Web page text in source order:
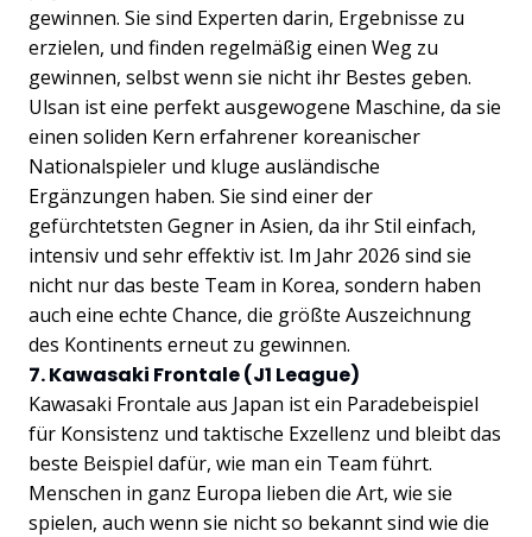
gewinnen. Sie sind Experten darin, Ergebnisse zu
erzielen, und finden regelmäßig einen Weg zu
gewinnen, selbst wenn sie nicht ihr Bestes geben.
Ulsan ist eine perfekt ausgewogene Maschine, da sie
einen soliden Kern erfahrener koreanischer
Nationalspieler und kluge ausländische
Ergänzungen haben. Sie sind einer der
gefürchtetsten Gegner in Asien, da ihr Stil einfach,
intensiv und sehr effektiv ist. Im Jahr 2026 sind sie
nicht nur das beste Team in Korea, sondern haben
auch eine echte Chance, die größte Auszeichnung
des Kontinents erneut zu gewinnen.
7. Kawasaki Frontale (J1 League)
Kawasaki Frontale aus Japan ist ein Paradebeispiel
für Konsistenz und taktische Exzellenz und bleibt das
beste Beispiel dafür, wie man ein Team führt.
Menschen in ganz Europa lieben die Art, wie sie
spielen, auch wenn sie nicht so bekannt sind wie die